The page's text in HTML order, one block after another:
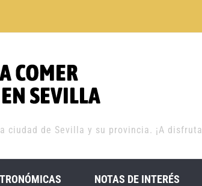
ciudad de Sevilla y su provincia. ¡A
NOTAS DE INTERÉS